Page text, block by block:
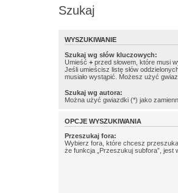
Szukaj
WYSZUKIWANIE
Szukaj wg słów kluczowych:
Umieść + przed słowem, które musi
Jeśli umieścisz listę słów
musiało wystąpić. Możesz użyć
Szukaj wg autora:
Można użyć gwiazdki (*) jako
OPCJE WYSZUKIWANIA
Przeszukaj fora:
Wybierz fora, które chcesz
że funkcja „Przeszukuj subfora”, jest